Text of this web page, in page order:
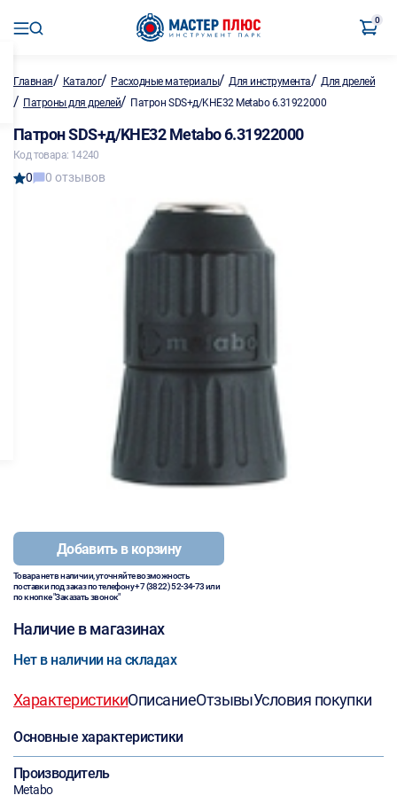
0
Главная/ Каталог/ Расходные материалы/Для инструмента/ Для дрелей
/ Патроны для дрелей/ Патрон SDS+д/KHE32 Metabo 6.31922000
Патрон SDS+д/KHE32 Metabo 6.31922000
Код товара: 14240
0 0 отзывов
Добавить в корзину
Товара нет в наличии, уточняйте возможность
поставки под заказ по телефону+7 (3822) 52-34-73или
по кнопке "Заказать звонок"
Наличие в магазинах
Нет в наличии на складах
ХарактеристикиОписаниеОтзывыУсловия покупки
Основные характеристики
Производитель
Metabo